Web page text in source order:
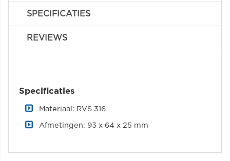
SPECIFICATIES
REVIEWS
Specificaties
Materiaal: RVS 316
Afmetingen: 93 x 64 x 25 mm